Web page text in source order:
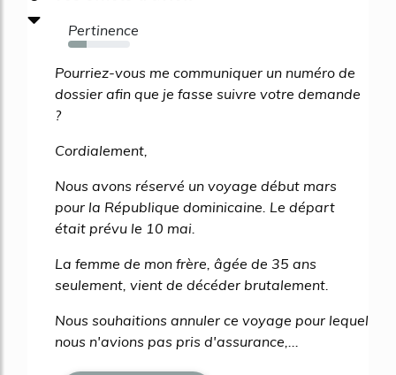
Pertinence
30%
Pourriez-vous me communiquer un numéro de
dossier afin que je fasse suivre votre demande
?
Cordialement,
Nous avons réservé un voyage début mars
pour la République dominicaine. Le départ
était prévu le 10 mai.
La femme de mon frère, âgée de 35 ans
seulement, vient de décéder brutalement.
Nous souhaitions annuler ce voyage pour lequel
nous n'avions pas pris d'assurance,...